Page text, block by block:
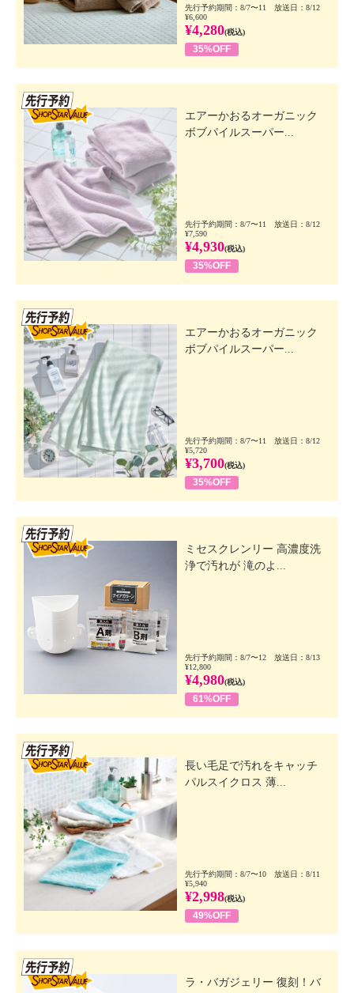
先行予約期間：8/7〜11 放送日：8/12
¥6,600
¥4,280(税込)
35%OFF
エアーかおるオーガニック
ボブパイルスーパー...
先行予約期間：8/7〜11 放送日：8/12
¥7,590
¥4,930(税込)
35%OFF
エアーかおるオーガニック
ボブパイルスーパー...
先行予約期間：8/7〜11 放送日：8/12
¥5,720
¥3,700(税込)
35%OFF
ミセスクレンリー 高濃度洗
浄で汚れが 滝のよ...
先行予約期間：8/7〜12 放送日：8/13
¥12,800
¥4,980(税込)
61%OFF
長い毛足で汚れをキャッチ
パルスイクロス 薄...
先行予約期間：8/7〜10 放送日：8/11
¥5,940
¥2,998(税込)
49%OFF
ラ・バガジェリー 復刻！バ